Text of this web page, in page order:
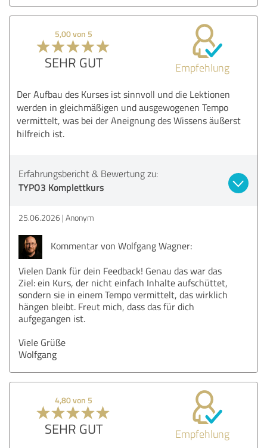
5,00 von 5
SEHR GUT Empfehlung
Der Aufbau des Kurses ist sinnvoll und die Lektionen
werden in gleichmäßigen und ausgewogenen Tempo
vermittelt, was bei der Aneignung des Wissens äußerst
hilfreich ist.
Erfahrungsbericht & Bewertung zu:
TYPO3 Komplettkurs
25.06.2026 Anonym
Kommentar von Wolfgang Wagner:
Vielen Dank für dein Feedback! Genau das war das
Ziel: ein Kurs, der nicht einfach Inhalte aufschüttet,
sondern sie in einem Tempo vermittelt, das wirklich
hängen bleibt. Freut mich, dass das für dich
aufgegangen ist.
Viele Grüße
Wolfgang
4,80 von 5
SEHR GUT Empfehlung